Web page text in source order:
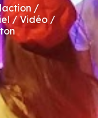
/
/ Vidéo /